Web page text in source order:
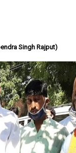
Singh Rajput)